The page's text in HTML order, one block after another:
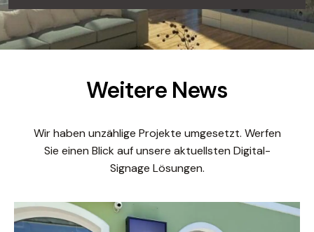
Weitere News
Wir haben unzählige Projekte umgesetzt. Werfen
Sie einen Blick auf unsere aktuellsten Digital-
Signage Lösungen.